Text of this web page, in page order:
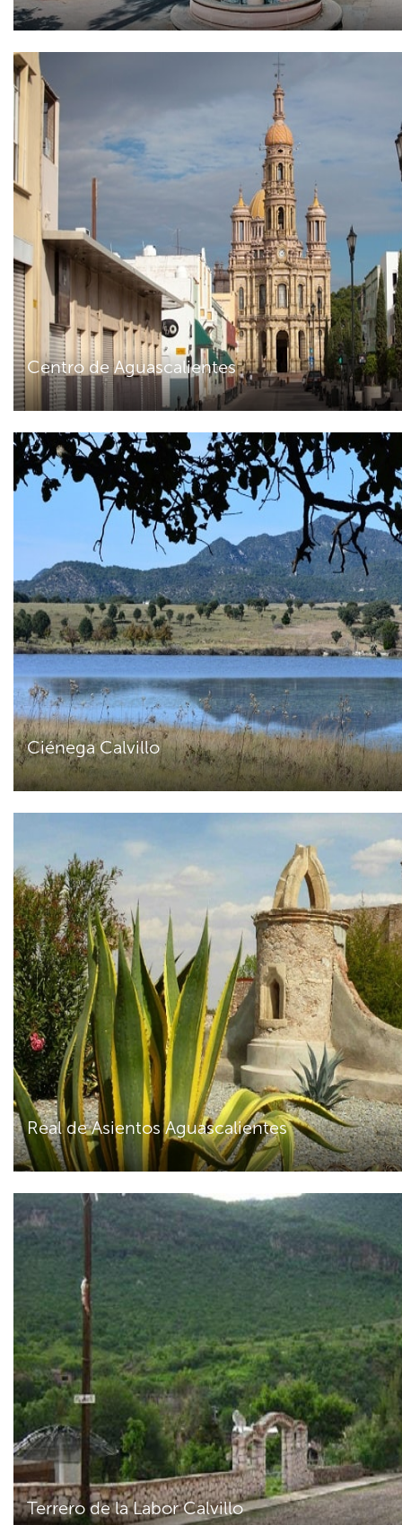
Centro de Aguascalientes
Ciénega Calvillo
Real de Asientos Aguascalientes
Terrero de la Labor Calvillo